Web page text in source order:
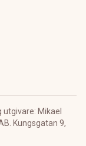
Mikael
Kungsgatan 9,